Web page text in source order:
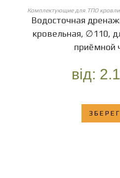
ОБЕРІТЬ
Комплектующие для ТПО кровли
Водосточная
кровельная, ∅110,
приёмной
від: